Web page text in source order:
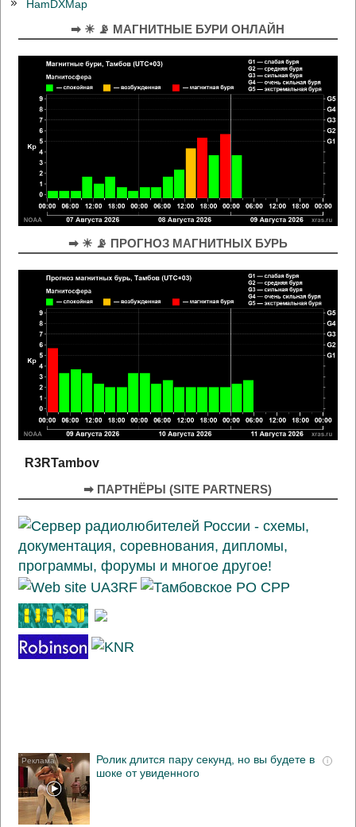
HamDXMap
➡ ☀ 📡 МАГНИТНЫЕ БУРИ ОНЛАЙН
➡ ☀ 📡 ПРОГНОЗ МАГНИТНЫХ БУРЬ
R3RTambov
➡ ПАРТНЁРЫ (SITE PARTNERS)
i
Ролик длится пару секунд, но вы будете в
шоке от увиденного